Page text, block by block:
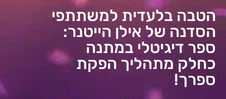
הטבה בלעדית למשתתפי
הסדנה של אילן הייטנר:
ספר דיגיטלי במתנה
כחלק מתהליך הפקת
ספרך!